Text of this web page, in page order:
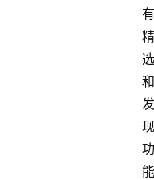
有
精
选
和
发
现
功
能